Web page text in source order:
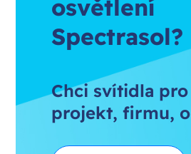
osvětlení
Spectrasol?
Chci svítidla
projekt, firmu,